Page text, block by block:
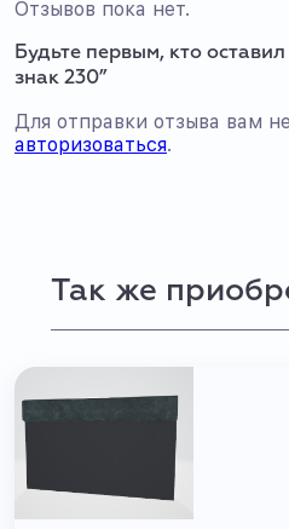
Отзывов пока нет.
Будьте первым, кто
знак 230”
Для отправки отзыва вам
авторизоваться.
Так же